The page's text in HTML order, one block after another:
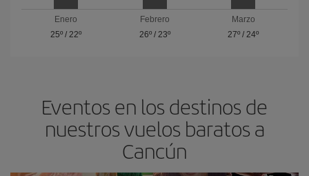
Enero
25º/ 22º
Febrero
26º/ 23º
Marzo
27º /24º
Eventos en los destinos de
nuestros vuelos baratos a
Cancún